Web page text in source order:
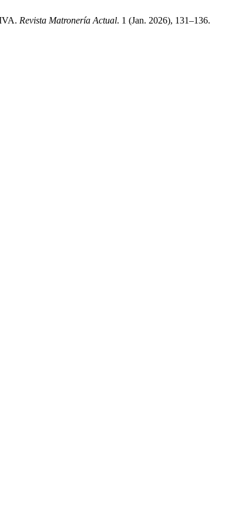
Revista Matronería Actual. 1 (Jan. 2026), 131–136.